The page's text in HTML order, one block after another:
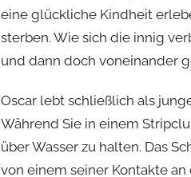
eine glückliche Kindheit
sterben. Wie sich die innig
und dann doch voneinander
Oscar lebt schließlich als
Während Sie in einem
über Wasser zu halten. Das
von einem seiner Kontakte